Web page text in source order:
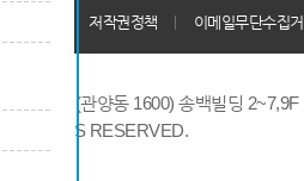
입약관 저작권정책 이메일무단수집
대로 286 (관양동 1600) 송백빌딩
RIGHTS RESERVED.